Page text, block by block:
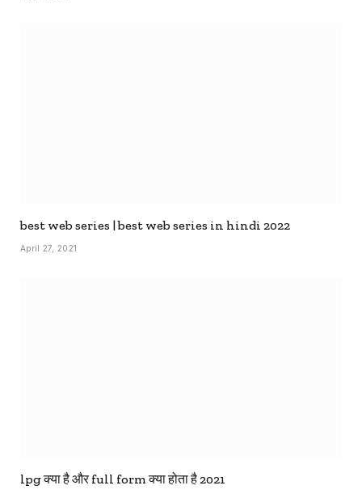
best web series | best web series in hindi 2022
April 27, 2021
lpg क्या है और full form क्या होता है 2021